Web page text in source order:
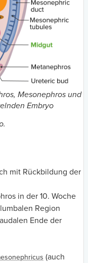
Mesonephros und
Embryo
mit Rückbildung der
in der 10. Woche
Region
Ende der
(auch